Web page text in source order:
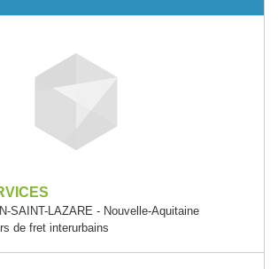
SAINT-LAZARE - Nouvelle-Aquitaine
de fret interurbains